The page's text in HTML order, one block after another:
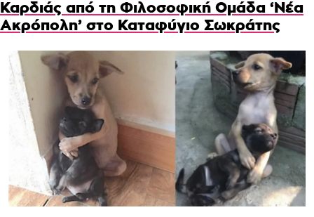
Καρδιάς από τη Φιλοσοφική Ομάδα ‘Νέα
Ακρόπολη’ στο Καταφύγιο Σωκράτης